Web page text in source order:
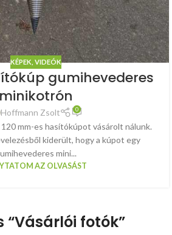
KÉPEK, VIDEÓK
gumihevederes
minikotrón
Hoffmann Zsolt 0
mm-es hasítókúpot vásárolt nálunk.
kiderült, hogy a kúpot egy
mini...
AZ OLVASÁST
“Vásárlói fotók”